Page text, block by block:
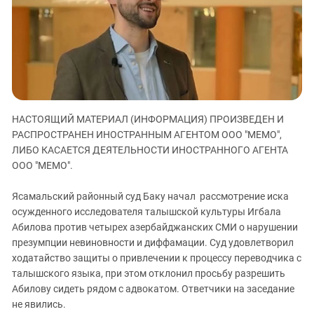
ЗАСТАВЛЯЕТ
КАВКАЗ ЗА ПАЛЕСТИНУ
ИНАКОМЫСЛИЕ В ЧЕЧНЕ
ПРЕСЛЕДОВАНИЕ АКТИВИСТОВ
МОБИЛИЗАЦИЯ И ПРОТЕСТЫ
Дагестан
Ингушетия
Кабардино-Балкария
Калмыкия
Карачаево-Черкесия
Краснодарский край
Российская Федерация
Северная Осетия - Алания
СКФО
Ставропольский край
Чечня
Южная Осетия
НАСТОЯЩИЙ МАТЕРИАЛ (ИНФОРМАЦИЯ) ПРОИЗВЕДЕН И
РАСПРОСТРАНЕН ИНОСТРАННЫМ АГЕНТОМ ООО "МЕМО",
ЛИБО КАСАЕТСЯ ДЕЯТЕЛЬНОСТИ ИНОСТРАННОГО АГЕНТА
ООО "МЕМО".
Ясамальский районный суд Баку начал рассмотрение иска
осужденного исследователя талышской культуры Игбала
Абилова против четырех азербайджанских СМИ о нарушении
презумпции невиновности и диффамации. Суд удовлетворил
ходатайство защиты о привлечении к процессу переводчика с
талышского языка, при этом отклонил просьбу разрешить
Абилову сидеть рядом с адвокатом. Ответчики на заседание
не явились.